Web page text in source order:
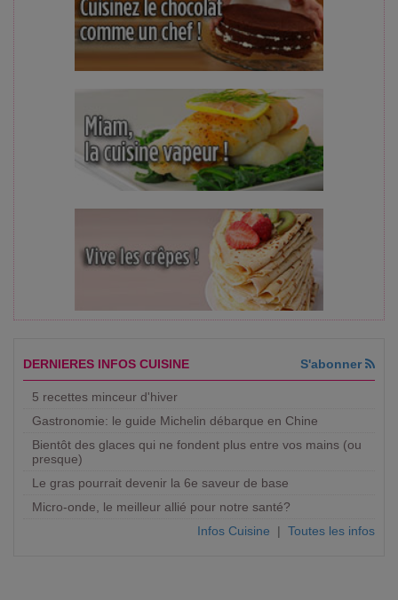
DERNIERES INFOS CUISINE S'abonner
5 recettes minceur d'hiver
Gastronomie: le guide Michelin débarque en Chine
Bientôt des glaces qui ne fondent plus entre vos mains (ou
presque)
Le gras pourrait devenir la 6e saveur de base
Micro-onde, le meilleur allié pour notre santé?
Infos Cuisine | Toutes les infos